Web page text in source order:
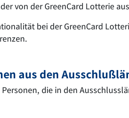
von der GreenCard Lotterie
bei der GreenCard
aus den
die in den